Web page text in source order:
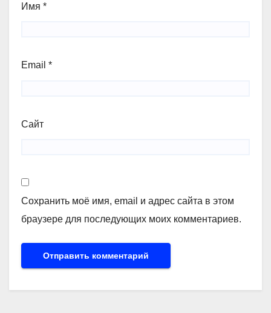
Имя *
Email *
Сайт
Сохранить моё имя, email и адрес сайта в этом
браузере для последующих моих комментариев.